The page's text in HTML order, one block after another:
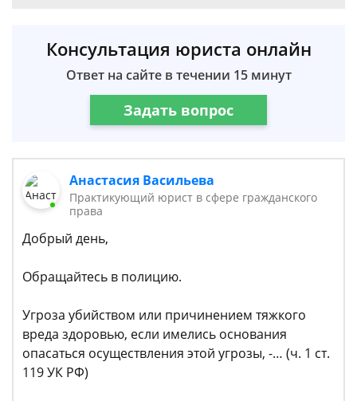
Консультация юриста онлайн
Ответ на сайте в течении 15 минут
Задать вопрос
Анастасия Васильева
Практикующий юрист в сфере гражданского
права
Добрый день,
Обращайтесь в полицию.
Угроза убийством или причинением тяжкого
вреда здоровью, если имелись основания
опасаться осуществления этой угрозы, -… (ч. 1 ст.
119 УК РФ)